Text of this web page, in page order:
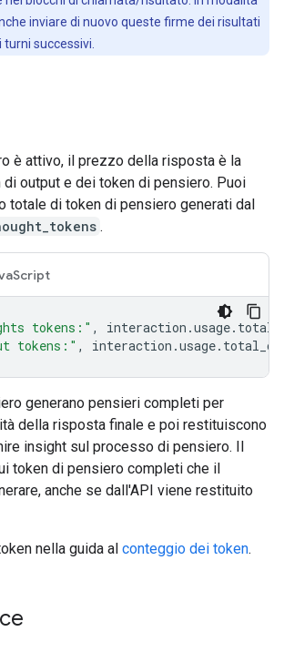
inviare di nuovo queste firme dei risultati
successivi.
è attivo, il prezzo della risposta è la
output e dei token di pensiero. Puoi
totale di token di pensiero generati dal
.
tokens:" , interaction .usage.
tokens:" , interaction .usage.
generano pensieri completi per
della risposta finale e poi restituiscono
insight sul processo di pensiero. Il
token di pensiero completi che il
anche se dall'API viene restituito
nella guida al conteggio dei token.